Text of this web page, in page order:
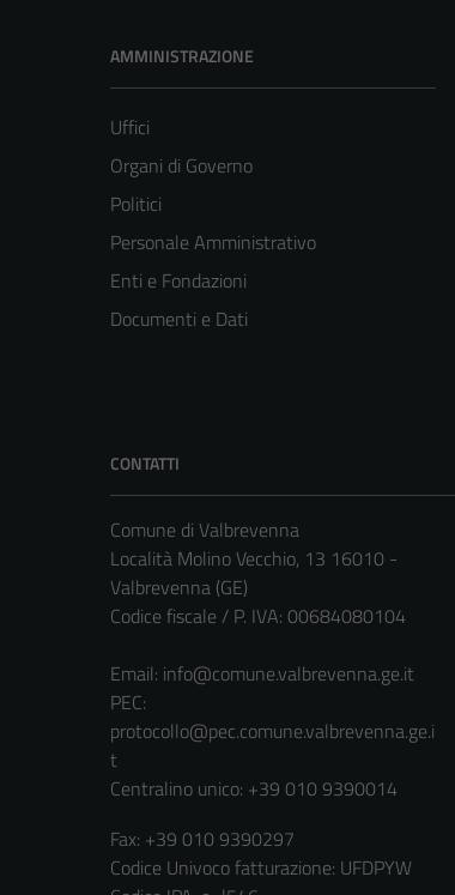
AMMINISTRAZIONE
Uffici
Organi di Governo
Politici
Personale Amministrativo
Enti e Fondazioni
Documenti e Dati
CONTATTI
Comune di Valbrevenna
Località Molino Vecchio, 13 16010 -
Valbrevenna (GE)
Codice fiscale / P. IVA: 00684080104
Email: info@comune.valbrevenna.ge.it
PEC:
protocollo@pec.comune.valbrevenna.ge.i
t
Centralino unico: +39 010 9390014
Fax: +39 010 9390297
Codice Univoco fatturazione: UFDPYW